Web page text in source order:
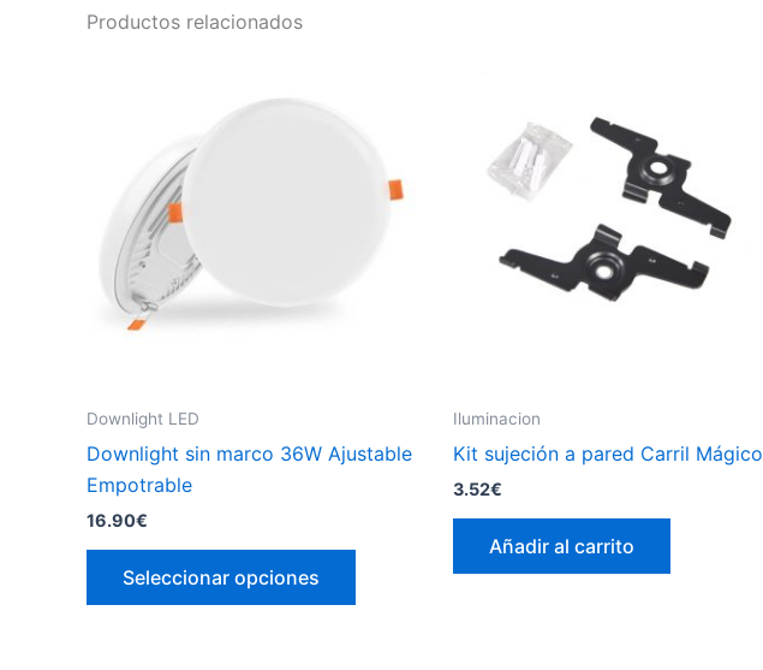
Productos relacionados
Downlight LED
Downlight sin marco 36W Ajustable
Empotrable
16.90€
Seleccionar opciones
Este
Iluminacion
Kit sujeción a pared Carril Mágico
3.52€
Añadir al carrito